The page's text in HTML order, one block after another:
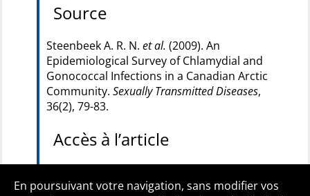
Source
Steenbeek A. R. N. et al. (2009). An
Epidemiological Survey of Chlamydial and
Gonococcal Infections in a Canadian Arctic
Community. Sexually Transmitted Diseases,
36(2), 79-83.
Accès à l’article
En poursuivant votre navigation, sans modifier vos